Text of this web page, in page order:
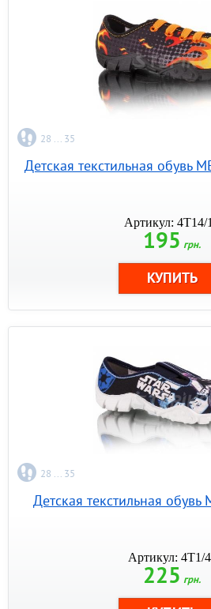
28 ... 35
Детская текстильная обувь
Артикул: 4T14/
195 грн.
28 ... 35
Детская текстильная
Артикул: 4Т1/
225 грн.